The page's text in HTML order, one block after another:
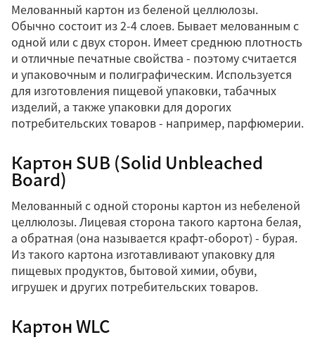
Мелованный картон из беленой целлюлозы.
Обычно состоит из 2-4 слоев. Бывает мелованным с
одной или с двух сторон. Имеет среднюю плотность
и отличные печатные свойства - поэтому считается
и упаковочным и полиграфическим. Используется
для изготовления пищевой упаковки, табачных
изделий, а также упаковки для дорогих
потребительских товаров - например, парфюмерии.
Картон SUB (Solid Unbleached
Board)
Мелованный с одной стороны картон из небеленой
целлюлозы. Лицевая сторона такого картона белая,
а обратная (она называется крафт-оборот) - бурая.
Из такого картона изготавливают упаковку для
пищевых продуктов, бытовой химии, обуви,
игрушек и других потребительских товаров.
Картон WLC